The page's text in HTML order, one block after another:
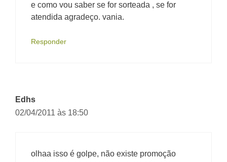
e como vou saber se for sorteada , se for
atendida agradeço. vania.
Responder
Edhs
02/04/2011 às 18:50
olhaa isso é golpe, não existe promoção